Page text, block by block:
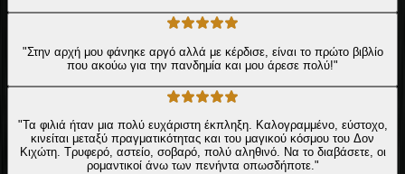
"Στην αρχή μου φάνηκε αργό αλλά με κέρδισε, είναι το πρώτο βιβλίο
που ακούω για την πανδημία και μου άρεσε πολύ!"
"Τα φιλιά ήταν μια πολύ ευχάριστη έκπληξη. Καλογραμμένο, εύστοχο,
κινείται μεταξύ πραγματικότητας και του μαγικού κόσμου του Δον
Κιχώτη. Τρυφερό, αστείο, σοβαρό, πολύ αληθινό. Να το διαβάσετε, οι
ρομαντικοί άνω των πενήντα οπωσδήποτε."